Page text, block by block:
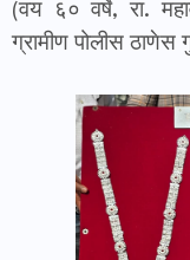
(वय ६० वर्षे, रा.
ग्रामीण पोलीस ठाणेस